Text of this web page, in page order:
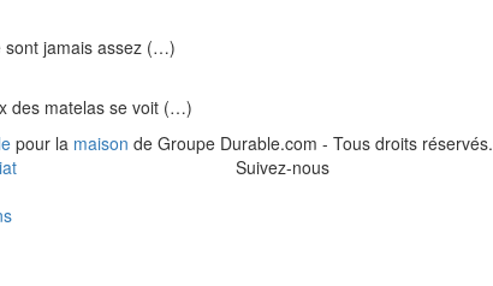
sont jamais assez (…)
des matelas se voit (…)
pour la maison de Groupe Durable.com - Tous droits réservés.
Suivez-nous